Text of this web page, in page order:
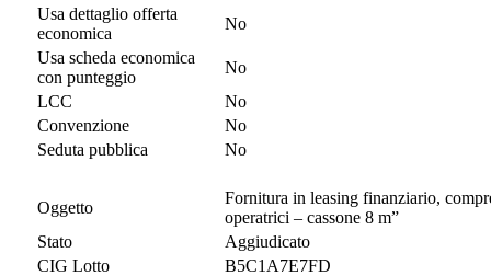
Usa dettaglio offerta
economica
No
Usa scheda economica
con punteggio
No
LCC
No
Convenzione
No
Seduta pubblica
No
Oggetto
Fornitura in leasing finanziario,
operatrici – cassone 8 m”
Stato
Aggiudicato
CIG Lotto
B5C1A7E7FD